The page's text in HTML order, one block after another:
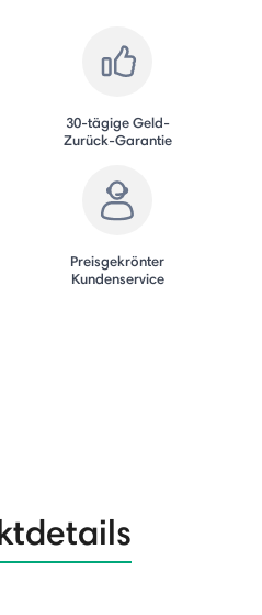
30-tägige Geld-
Zurück-Garantie
Preisgekrönter
Kundenservice